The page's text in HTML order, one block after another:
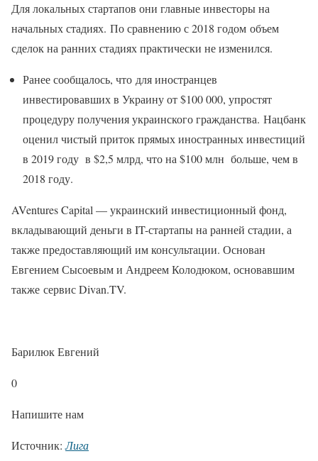
Для локальных стартапов они главные инвесторы на
начальных стадиях. По сравнению с 2018 годом объем
сделок на ранних стадиях практически не изменился.
Ранее сообщалось, что для иностранцев
инвестировавших в Украину от $100 000, упростят
процедуру получения украинского гражданства. Нацбанк
оценил чистый приток прямых иностранных инвестиций
в 2019 году в $2,5 млрд, что на $100 млн больше, чем в
2018 году.
AVentures Capital — украинский инвестиционный фонд,
вкладывающий деньги в IT-стартапы на ранней стадии, а
также предоставляющий им консультации. Основан
Евгением Сысоевым и Андреем Колодюком, основавшим
также сервис Divan.TV.
Барилюк Евгений
0
Напишите нам
Источник:Лига